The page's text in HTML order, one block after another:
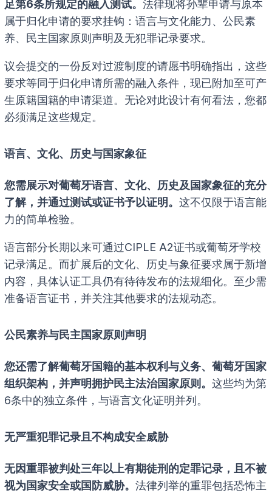
足第6条所规定的融入测试。 法律现将孙辈申请与原本
属于归化申请的要求挂钩：语言与文化能力、公民素
养、民主国家原则声明及无犯罪记录要求。
议会提交的一份反对过渡制度的请愿书明确指出，这些
要求等同于归化申请所需的融入条件，现已附加至可产
生原籍国籍的申请渠道。无论对此设计有何看法，您都
必须满足这些规定。
语言、文化、历史与国家象征
您需展示对葡萄牙语言、文化、历史及国家象征的充分
了解，并通过测试或证书予以证明。 这不仅限于语言能
力的简单检验。
语言部分长期以来可通过CIPLE A2证书或葡萄牙学校
记录满足。而扩展后的文化、历史与象征要求属于新增
内容，具体认证工具仍有待待发布的法规细化。至少需
准备语言证书，并关注其他要求的法规动态。
公民素养与民主国家原则声明
您还需了解葡萄牙国籍的基本权利与义务、葡萄牙国家
组织架构，并声明拥护民主法治国家原则。 这些均为第
6条中的独立条件，与语言文化证明并列。
无严重犯罪记录且不构成安全威胁
无因重罪被判处三年以上有期徒刑的定罪记录，且不被
视为国家安全或国防威胁。 法律列举的重罪包括恐怖主